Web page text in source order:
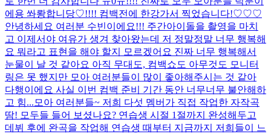
에용 쏴뢍합니당♡!!!! 컴백전에 한강가서 찍었습니다!♡♡♡
안녕하세요 여러분 수빈이에요!!! 주간아이돌을 촬영을 마치
고 이제서야 여유가 생겨 찾아왔는데 저 정말정말 너무 행복해
요 뭐라고 표현을 해야 할지 모르겠어요 진짜 너무 행복해서
눈물이 날 것 같아요 아직 무대도, 컴백쇼도 아무것도 모니터
링은 못 했지만 모아 여러분들이 많이 좋아해주시는 것 같아
다행이에요 사실 이번 컴백 준비 기간 동안 너무너무 불안해하
고 힘... 모아 여러분들~ 저희 다섯 멤버가 직접 작업한 자작곡
땀! 모두들 들어 보셨나요? 연습생 시절 1절까지 완성해두고
데뷔 후에 완곡을 작업해 연습생 때부터 지금까지 저희들이 느